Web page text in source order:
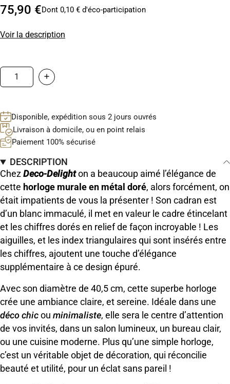
75,90 €Dont 0,10 € d'éco-participation
Voir la description
Disponible, expédition sous 2 jours ouvrés
Livraison à domicile, ou en point relais
Paiement 100% sécurisé
DESCRIPTION
ChezDeco-Delighton a beaucoup aimé l’élégance de
cette horloge murale en métal doré, alors forcément, on
était impatients de vous la présenter ! Son cadran est
d’un blanc immaculé, il met en valeur le cadre étincelant
et les chiffres dorés en relief de façon incroyable ! Les
aiguilles, et les index triangulaires qui sont insérés entre
les chiffres, ajoutent une touche d’élégance
supplémentaire à ce design épuré.
Avec son diamètre de 40,5 cm, cette superbe horloge
crée une ambiance claire, et sereine. Idéale dans une
déco chicou minimaliste, elle sera le centre d’attention
de vos invités, dans un salon lumineux, un bureau clair,
ou une cuisine moderne. Plus qu’une simple horloge,
c’est un véritable objet de décoration, qui réconcilie
beauté et utilité, pour un éclat sans pareil !